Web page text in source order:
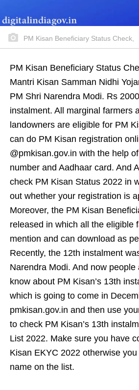
PM Kisan Beneficiary Status Check,
PM Kisan Beneficiary Status
Mantri Kisan Samman Nidhi
PM Shri Narendra Modi. Rs
instalment. All marginal farmers
landowners are eligible for PM
can do PM Kisan registration
@pmkisan.gov.in with the help
number and Aadhaar card. And
check PM Kisan Status 2022 in
out whether your registration is
Moreover, the PM Kisan
released in which all the eligible
mention and can download as
Recently, the 12th instalment
Narendra Modi. And now people
know about PM Kisan’s 13th
which is going to come in
pmkisan.gov.in and then use
to check PM Kisan’s 13th
List 2022. Make sure you have
Kisan EKYC 2022 otherwise
name on the list.